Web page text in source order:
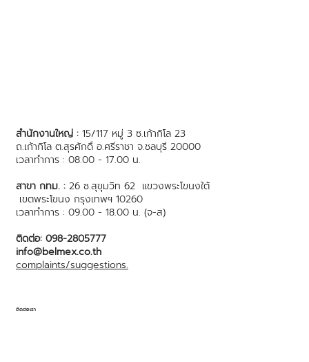
สำนักงานใหญ่ :15/117 หมู่ 3 ซ.เก้ากิโล 23
ถ.เก้ากิโล ต.สุรศักดิ์ อ.ศรีราชา จ.ชลบุรี 20000
เวลาทำการ : 08.00 - 17.00 น.
สาขา กทม. : 26 ซ.สุขุมวิท 62 แขวงพระโขนงใต้
เขตพระโขนง กรุงเทพฯ 10260
เวลาทำการ : 09.00 - 18.00 น. (จ-ส)
ติดต่อ: 098-2805777
info@belmex.co.th
complaints/suggestions.
ติดต่อเรา